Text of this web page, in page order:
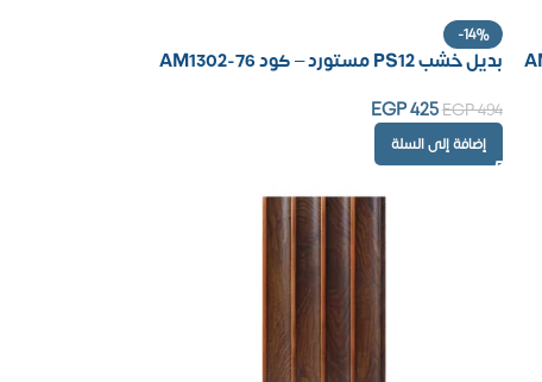
-14%
بديل خشب PS12 مستورد – كود AM1302-76
EGP494
EGP425
إضافة إلى السلة